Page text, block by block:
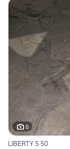
6
LIBERTY S 50